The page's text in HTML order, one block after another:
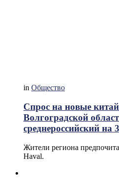
in Общество
Спрос на новые
Волгоградской
среднероссийский на
Жители региона
Haval.